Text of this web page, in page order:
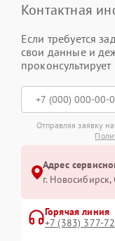
Контактная
Если требуется
свои данные и
проконсультирует
Отправляя заявку
Адрес
г.
Горячая линия
+7 (383) 377-